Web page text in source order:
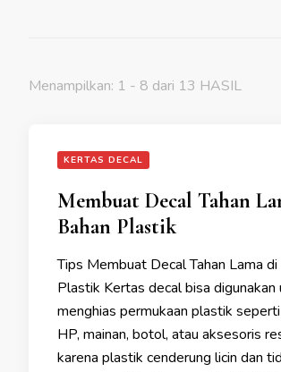
Menampilkan: 1 - 8 dari 13 HASIL
KERTAS DECAL
Membuat Decal Tahan
Bahan Plastik
Tips Membuat Decal Tahan Lama di
Plastik Kertas decal bisa digunakan
menghias permukaan plastik
HP, mainan, botol, atau aksesoris
karena plastik cenderung licin dan